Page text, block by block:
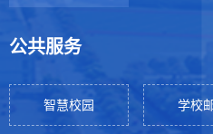
公共服务
智慧校园 学校